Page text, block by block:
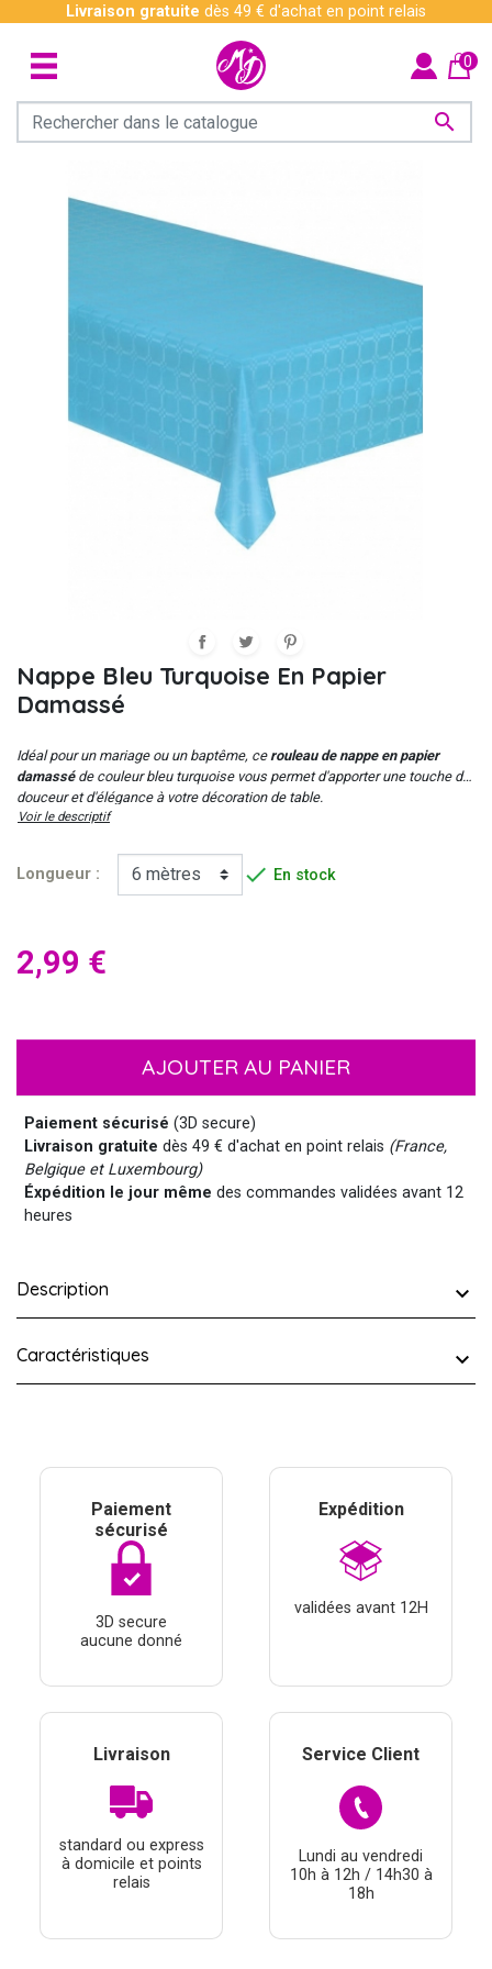
Livraison gratuite dès 49 € d'achat en point relais

0
Nappe Bleu Turquoise En Papier
Damassé
Idéal pour un mariage ou un baptême, cerouleau de nappe en papier
damasséde couleur bleu turquoise vous permet d'apporter une touche de
douceur et d'élégance à votre décoration de table.
Voir le descriptif
Longueur :  En stock
2,99 €
AJOUTER AU PANIER
Paiement sécurisé (3D secure)
Livraison gratuite dès 49 € d'achat en point relais (France,
Belgique et Luxembourg)
Éxpédition le jour même des commandes validées avant 12
heures
Description
Caractéristiques
Paiement
sécurisé
3D secure
aucune donné
Expédition
validées avant 12H
Livraison
standard ou express
à domicile et points
relais
Service Client
Lundi au vendredi
10h à 12h / 14h30 à
18h